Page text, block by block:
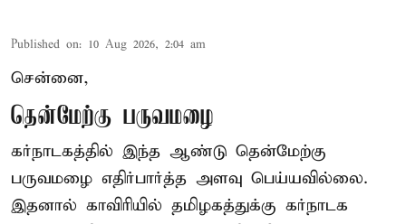
Published on: 10 Aug 2026, 2:04 am
சென்னை,
தென்மேற்கு பருவமழை
கர்நாடகத்தில் இந்த ஆண்டு தென்மேற்கு
பருவமழை எதிர்பார்த்த அளவு பெய்யவில்லை.
இதனால் காவிரியில் தமிழகத்துக்கு கர்நாடக